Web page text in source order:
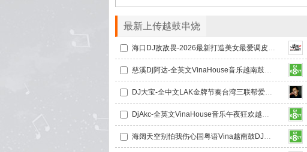
最新上传越鼓串烧
海口DJ敌敌畏-2026最新打造美女最爱调皮越南风VINAHOUSE串烧
慈溪Dj阿达-全英文VinaHouse音乐越南鼓专辑
DJ大宝-全中文LAK金牌节奏台湾三联帮爱拼才会赢越南鼓MUSIC慢摇大碟
DjAkc-全英文VinaHouse音乐午夜狂欢越南鼓靓碟mp3
海阔天空别怕我伤心国粤语Vina越南鼓DJ串烧